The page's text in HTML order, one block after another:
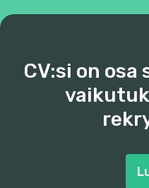
CV:si on osa